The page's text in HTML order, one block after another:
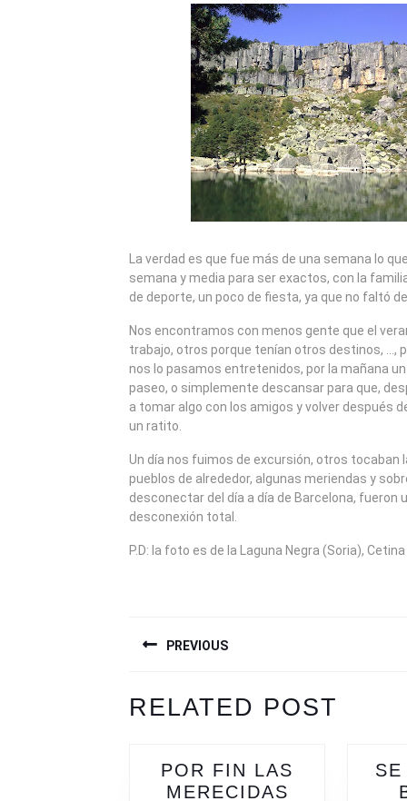
2009
La verdad es que fue más de una semana lo
semana y media para ser exactos, con la
de deporte, un poco de fiesta, ya que no faltó
Nos encontramos con menos gente que el
trabajo, otros porque tenían otros destinos, …,
nos lo pasamos entretenidos, por la mañana
paseo, o simplemente descansar para que,
a tomar algo con los amigos y volver después
un ratito.
Un día nos fuimos de excursión, otros tocaban
pueblos de alrededor, algunas meriendas y
desconectar del día a día de Barcelona, fueron
desconexión total.
P.D: la foto es de la Laguna Negra (Soria),
DE
ENTRADAS
PREVIOUS
post:
RELATED POST
POR FIN LAS
MERECIDAS